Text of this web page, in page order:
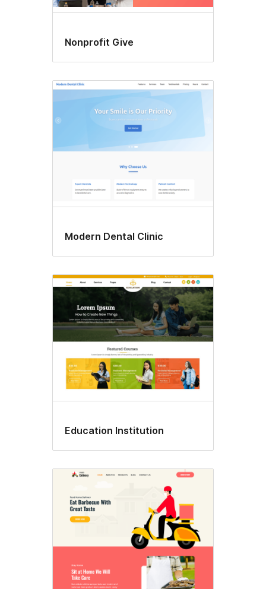
Nonprofit Give
Modern Dental Clinic
Education Institution